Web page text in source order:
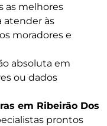
as melhores
atender às
moradores e
absoluta em
ou dados
em Ribeirão Dos
prontos